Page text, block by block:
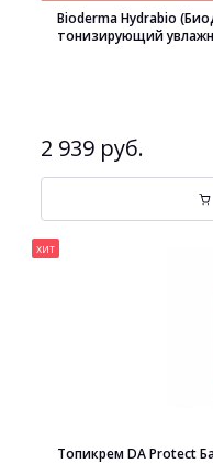
Bioderma Hydrabio
тонизирующий
2 939 руб.
хит
Топикрем DA Protect